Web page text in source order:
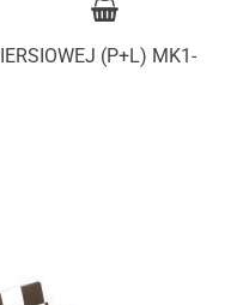
(P+L) MK1-